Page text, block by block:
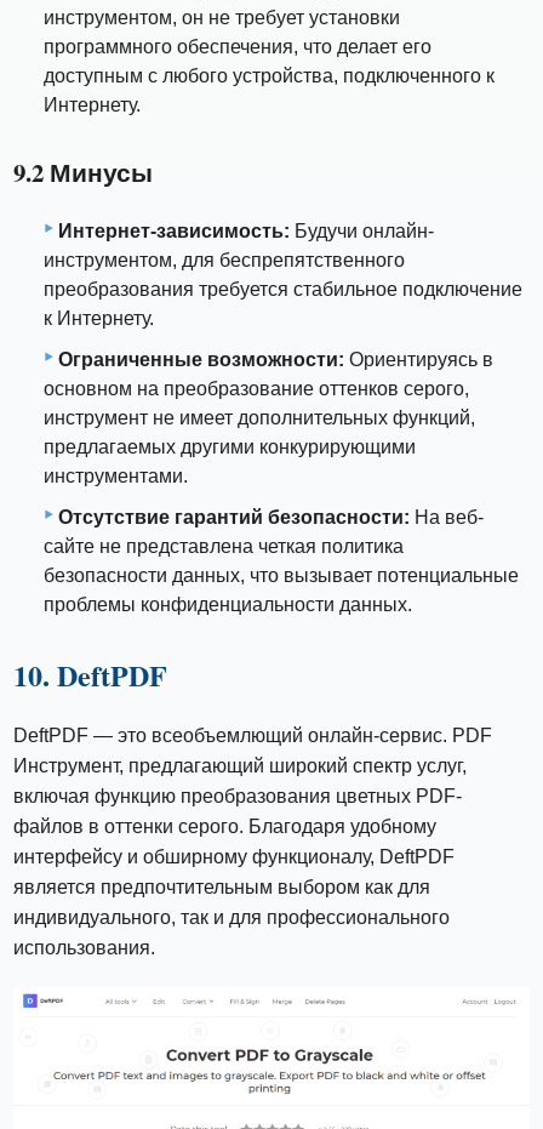
инструментом, он не требует установки
программного обеспечения, что делает его
доступным с любого устройства, подключенного к
Интернету.
9.2 Минусы
Интернет-зависимость: Будучи онлайн-
инструментом, для беспрепятственного
преобразования требуется стабильное подключение
к Интернету.
Ограниченные возможности: Ориентируясь в
основном на преобразование оттенков серого,
инструмент не имеет дополнительных функций,
предлагаемых другими конкурирующими
инструментами.
Отсутствие гарантий безопасности: На веб-
сайте не представлена ​​четкая политика
безопасности данных, что вызывает потенциальные
проблемы конфиденциальности данных.
10. DeftPDF
DeftPDF — это всеобъемлющий онлайн-сервис. PDF
Инструмент, предлагающий широкий спектр услуг,
включая функцию преобразования цветных PDF-
файлов в оттенки серого. Благодаря удобному
интерфейсу и обширному функционалу, DeftPDF
является предпочтительным выбором как для
индивидуального, так и для профессионального
использования.